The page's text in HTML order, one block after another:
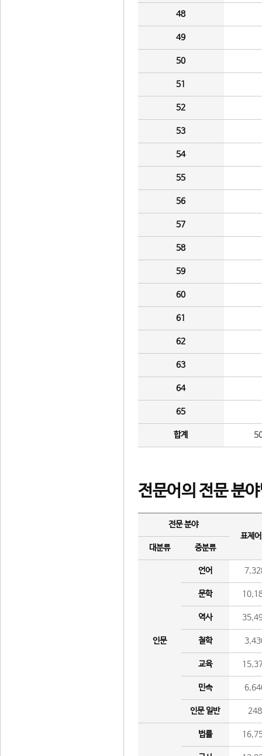
48
49
50
51
52
53
54
55
56
57
58
59
60
61
62
63
64
65
합계
전문어의 전문 분
전문 분야
표제
대분류
중분류
인문
언어
문학
역사
철학
교육
민속
인문 일반 248
법률